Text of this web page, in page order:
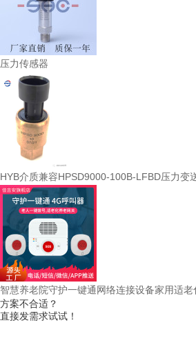
压力传感器
HYB介质兼容HPSD9000-100B-LFBD压力变
方案不合适？
直接发需求试试！